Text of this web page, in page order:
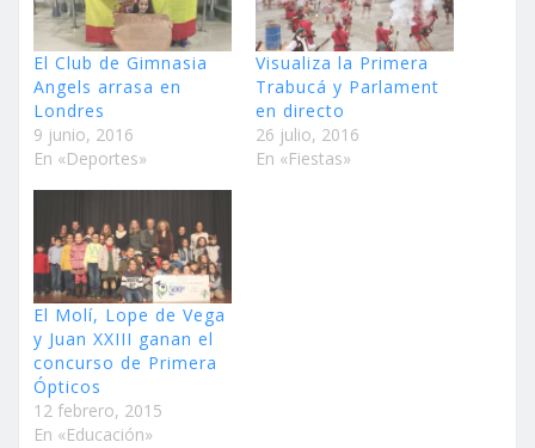
El Club de Gimnasia
Angels arrasa en
Londres
9 junio, 2016
En «Deportes»
Visualiza la Primera
Trabucá y Parlament
en directo
26 julio, 2016
En «Fiestas»
El Molí, Lope de Vega
y Juan XXIII ganan el
concurso de Primera
Ópticos
12 febrero, 2015
En «Educación»